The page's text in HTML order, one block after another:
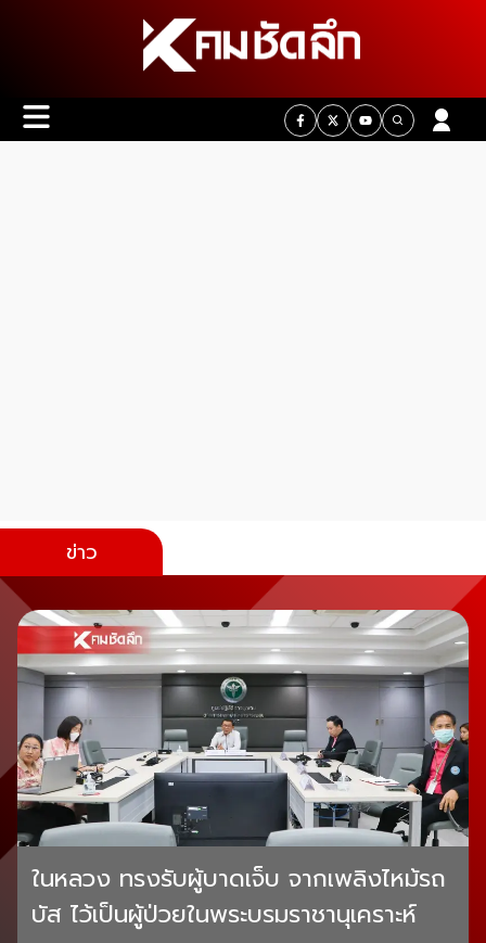
ข่าว
ในหลวง ทรงรับผู้บาดเจ็บ จากเพลิงไหม้รถ
บัส ไว้เป็นผู้ป่วยในพระบรมราชานุเคราะห์